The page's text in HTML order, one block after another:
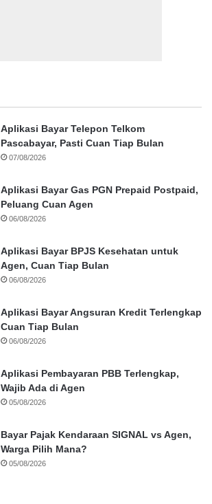
Aplikasi Bayar Telepon Telkom
Pascabayar, Pasti Cuan Tiap Bulan
07/08/2026
Aplikasi Bayar Gas PGN Prepaid Postpaid,
Peluang Cuan Agen
06/08/2026
Aplikasi Bayar BPJS Kesehatan untuk
Agen, Cuan Tiap Bulan
06/08/2026
Aplikasi Bayar Angsuran Kredit Terlengkap
Cuan Tiap Bulan
06/08/2026
Aplikasi Pembayaran PBB Terlengkap,
Wajib Ada di Agen
05/08/2026
Bayar Pajak Kendaraan SIGNAL vs Agen,
Warga Pilih Mana?
05/08/2026